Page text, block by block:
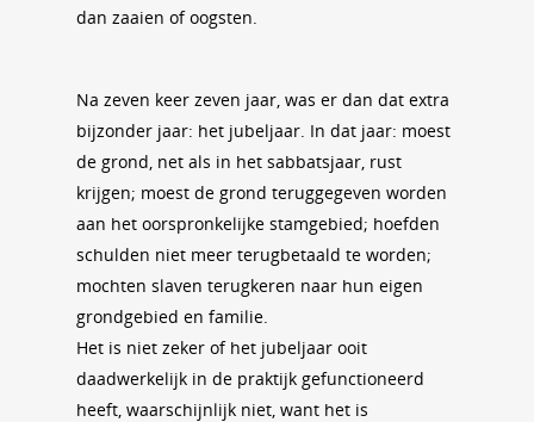
dan zaaien of oogsten.
Na zeven keer zeven jaar, was er dan dat extra
bijzonder jaar: het jubeljaar. In dat jaar: moest
de grond, net als in het sabbatsjaar, rust
krijgen; moest de grond teruggegeven worden
aan het oorspronkelijke stamgebied; hoefden
schulden niet meer terugbetaald te worden;
mochten slaven terugkeren naar hun eigen
grondgebied en familie.
Het is niet zeker of het jubeljaar ooit
daadwerkelijk in de praktijk gefunctioneerd
heeft, waarschijnlijk niet, want het is